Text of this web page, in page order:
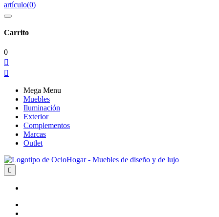
artículo(0)
Carrito
0


Mega Menu
Muebles
Iluminación
Exterior
Complementos
Marcas
Outlet
